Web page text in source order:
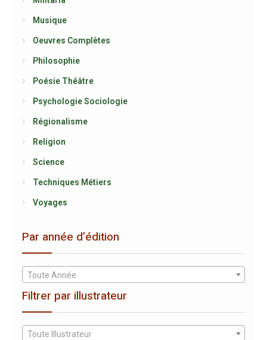
Musique
Oeuvres Complètes
Philosophie
Poésie Théâtre
Psychologie Sociologie
Régionalisme
Religion
Science
Techniques Métiers
Voyages
Par année d’édition
Toute Année
Filtrer par illustrateur
Toute Illustrateur